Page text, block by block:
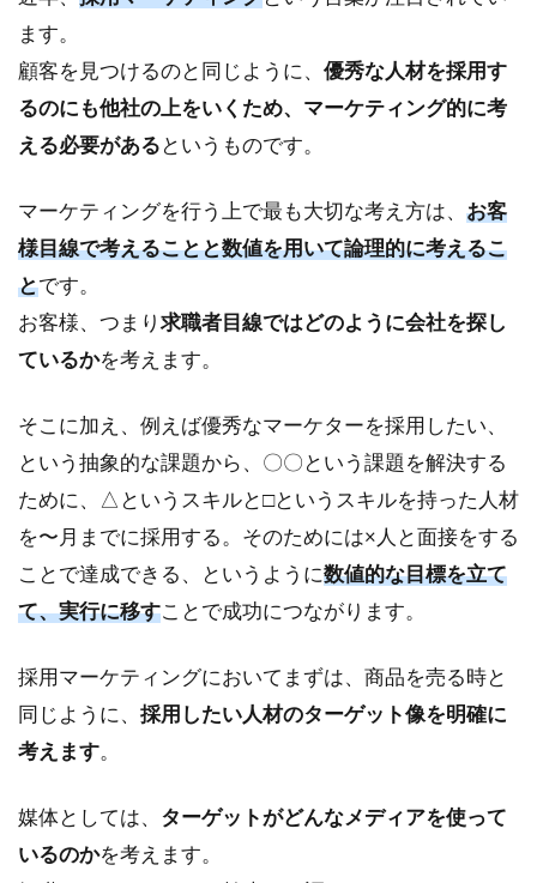
ます。
顧客を見つけるのと同じように、 優秀な人材を採用す
るのにも他社の上をいくため、マーケティング的に考
える必要があるというものです。
マーケティングを行う上で最も大切な考え方は、 お客
様目線で考えることと数値を用いて論理的に考えるこ
とです。
お客様、つまり求職者目線ではどのように会社を探し
ているかを考えます。
そこに加え、例えば優秀なマーケターを採用したい、
という抽象的な課題から、〇〇という課題を解決する
ために、△というスキルと□というスキルを持った人材
を〜月までに採用する。そのためには×人と面接をする
ことで達成できる、というように数値的な目標を立て
て、実行に移すことで成功につながります。
採用マーケティングにおいてまずは、商品を売る時と
同じように、 採用したい人材のターゲット像を明確に
考えます。
媒体としては、 ターゲットがどんなメディアを使って
いるのかを考えます。